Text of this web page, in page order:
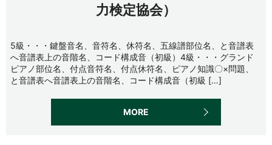
力検定協会）
5級・・・鍵盤音名、音符名、休符名、五線譜部位名、と音譜表
へ音譜表上の音階名、コード構成音（初級）4級・・・グランド
ピアノ部位名、付点音符名、付点休符名、ピアノ知識〇×問題、
と音譜表へ音譜表上の音階名、コード構成音（初級 […]
MORE